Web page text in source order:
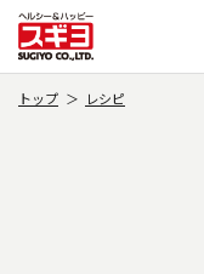
トップ レシピ